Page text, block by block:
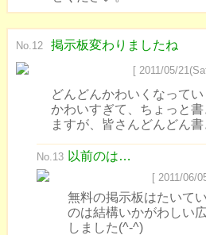
No.12 掲示板変わりましたね
[ 2011/05/
どんどんかわいくなってい
かわいすぎて、ちょっと
ますが、皆さんどんどん
No.13 以前のは…
[ 2011/06/
無料の掲示板はたいて
のは結構いかがわしい
しました(^-^)